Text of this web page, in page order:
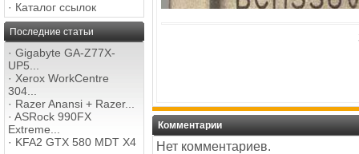
· Каталог ссылок
Последние статьи
· Gigabyte GA-Z77X-
UP5...
· Xerox WorkCentre
304...
· Razer Anansi + Razer...
· ASRock 990FX
Extreme...
· KFA2 GTX 580 MDT X4
Комментарии
Нет комментариев.